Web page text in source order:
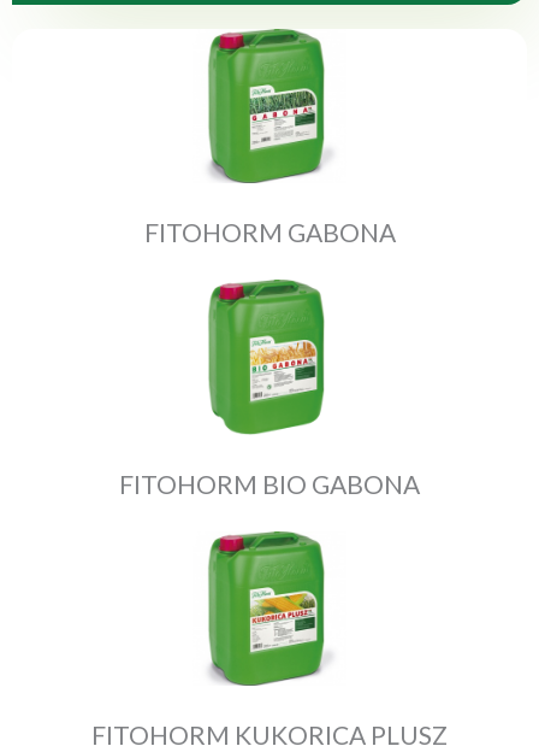
FITOHORM GABONA
FITOHORM BIO GABONA
FITOHORM KUKORICA PLUSZ